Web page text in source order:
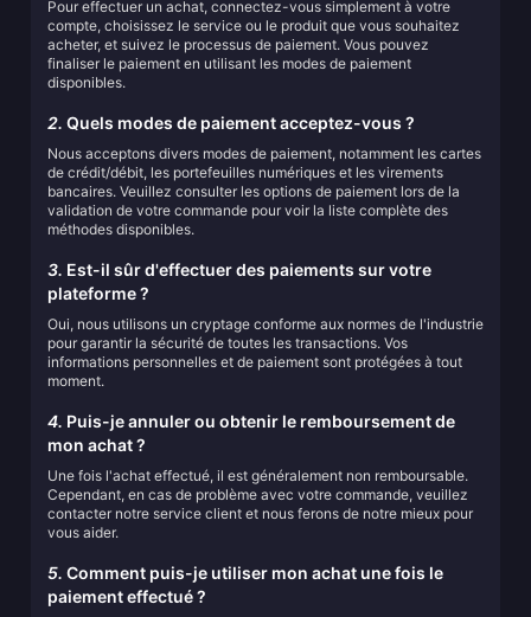
Pour effectuer un achat, connectez-vous simplement à votre
compte, choisissez le service ou le produit que vous souhaitez
acheter, et suivez le processus de paiement. Vous pouvez
finaliser le paiement en utilisant les modes de paiement
disponibles.
2. Quels modes de paiement acceptez-vous ?
Nous acceptons divers modes de paiement, notamment les cartes
de crédit/débit, les portefeuilles numériques et les virements
bancaires. Veuillez consulter les options de paiement lors de la
validation de votre commande pour voir la liste complète des
méthodes disponibles.
3. Est-il sûr d'effectuer des paiements sur votre
plateforme ?
Oui, nous utilisons un cryptage conforme aux normes de l'industrie
pour garantir la sécurité de toutes les transactions. Vos
informations personnelles et de paiement sont protégées à tout
moment.
4. Puis-je annuler ou obtenir le remboursement de
mon achat ?
Une fois l'achat effectué, il est généralement non remboursable.
Cependant, en cas de problème avec votre commande, veuillez
contacter notre service client et nous ferons de notre mieux pour
vous aider.
5. Comment puis-je utiliser mon achat une fois le
paiement effectué ?